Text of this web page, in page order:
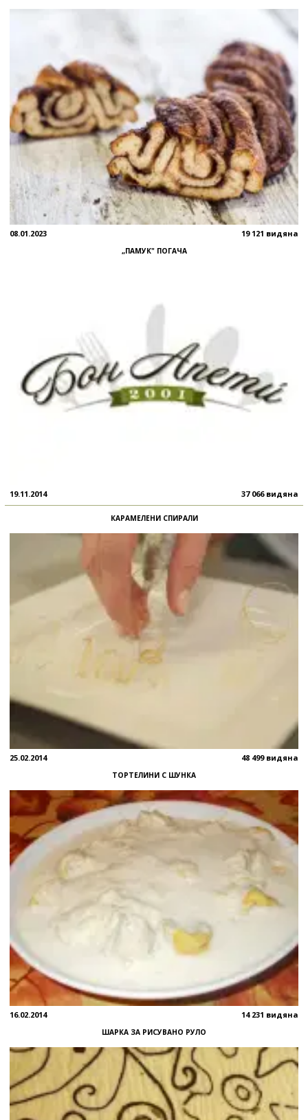
08.01.2023 19 121 видяна
„ПАМУК" ПОГАЧА
19.11.2014 37 066 видяна
КАРАМЕЛЕНИ СПИРАЛИ
25.02.2014 48 499 видяна
ТОРТЕЛИНИ С ШУНКА
16.02.2014 14 231 видяна
ШАРКА ЗА РИСУВАНО РУЛО